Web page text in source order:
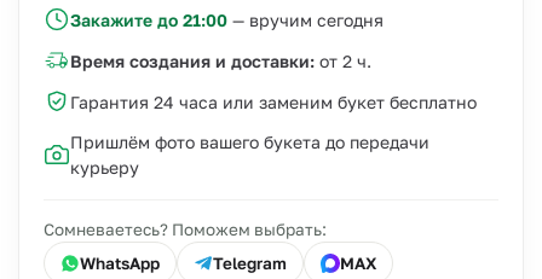
Закажите до 21:00 — вручим сегодня
Время создания и доставки: от 2 ч.
Гарантия 24 часа или заменим букет бесплатно
Пришлём фото вашего букета до передачи
курьеру
Сомневаетесь? Поможем выбрать:
WhatsApp
Telegram MAX